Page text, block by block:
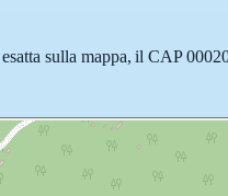
sulla mappa, il CAP